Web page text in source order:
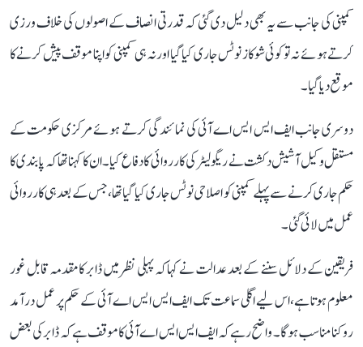
کمپنی کی جانب سے یہ بھی دلیل دی گئی کہ قدرتی انصاف کے اصولوں کی خلاف ورزی
کرتے ہوئے نہ تو کوئی شوکاز نوٹس جاری کیا گیا اور نہ ہی کمپنی کو اپنا موقف پیش کرنے کا
موقع دیا گیا۔
دوسری جانب ایف ایس ایس اے آئی کی نمائندگی کرتے ہوئے مرکزی حکومت کے
مستقل وکیل آشیش دکشت نے ریگولیٹر کی کارروائی کا دفاع کیا۔ ان کا کہنا تھا کہ پابندی کا
حکم جاری کرنے سے پہلے کمپنی کو اصلاحی نوٹس جاری کیا گیا تھا، جس کے بعد ہی کارروائی
عمل میں لائی گئی۔
فریقین کے دلائل سننے کے بعد عدالت نے کہا کہ پہلی نظر میں ڈابر کا مقدمہ قابل غور
معلوم ہوتا ہے، اس لیے اگلی سماعت تک ایف ایس ایس اے آئی کے حکم پر عمل درآمد
روکنا مناسب ہوگا۔ واضح رہے کہ ایف ایس ایس اے آئی کا موقف ہے کہ ڈابر کی بعض